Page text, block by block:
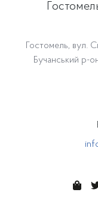
Гостомель, вул.
Бучанський